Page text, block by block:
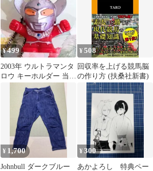
¥499
2003年 ウルトラマンタ
ロウ キーホルダー 当時
¥508
回収率を上げる競馬脳
の作り方 (扶桑社新書)
¥ 1,700
Johnbull ダークブルー
¥300
あかよろし 特典ペー